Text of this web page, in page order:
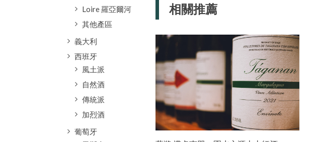
Loire 羅亞爾河
其他產區
義大利
西班牙
風土派
自然酒
傳統派
加烈酒
葡萄牙
相關推薦